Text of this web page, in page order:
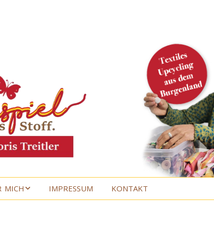
MICH IMPRESSUM KONTAKT